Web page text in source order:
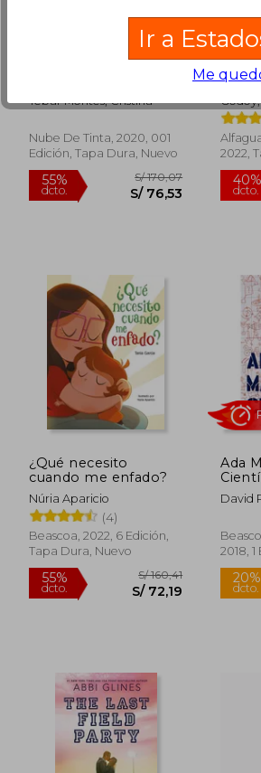
55%
dcto.
S/ 193,60
S/ 87,12
Con MIS Palabras:
Enfoque Montessori /
Resolve Conflicts
with a Montessori
Tebar Montes, Cristina
Nube De Tinta, 2020, 001
Edición, Tapa Dura, Nuevo
A
2022,
¿Qué necesito
cuando me enfado?
Núria Aparicio
(4)
Beascoa, 2022, 6 Edición,
Tapa Dura, Nuevo
Ada
David
2018,
Ir a
Me